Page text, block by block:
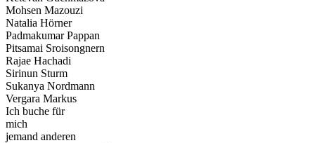
Mohsen Mazouzi
Natalia Hörner
Padmakumar Pappan
Pitsamai Sroisongnern
Rajae Hachadi
Sirinun Sturm
Sukanya Nordmann
Vergara Markus
Ich buche für
mich
jemand anderen